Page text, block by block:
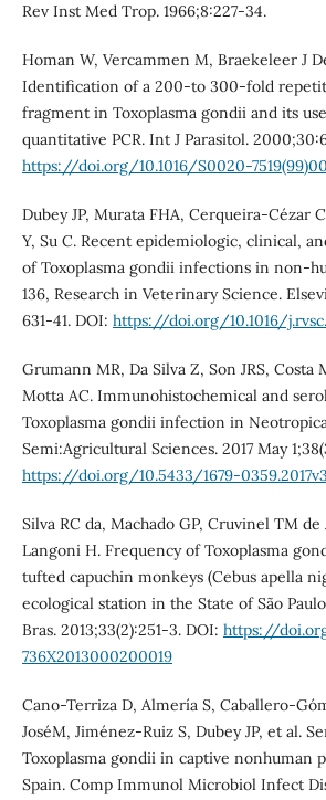
Rev Inst Med Trop. 1966;8:227-34.
Homan W, Vercammen M, Braekeleer J
Identification of a 200-to 300-fold
fragment in Toxoplasma gondii and its
quantitative PCR. Int J Parasitol.
https://doi.org/10.1016/S0020-
Dubey JP, Murata FHA, Cerqueira-Cézar
Y, Su C. Recent epidemiologic, clinical,
of Toxoplasma gondii infections in non-
136, Research in Veterinary Science.
631-41. DOI: https://doi.org/10.1016/
Grumann MR, Da Silva Z, Son JRS, Costa
Motta AC. Immunohistochemical and
Toxoplasma gondii infection in
Semi:Agricultural Sciences. 2017 May
https://doi.org/10.5433/1679-
Silva RC da, Machado GP, Cruvinel TM
Langoni H. Frequency of Toxoplasma
tufted capuchin monkeys (Cebus apella
ecological station in the State of São
Bras. 2013;33(2):251-3. DOI: https://
736X2013000200019
Cano-Terriza D, Almería S, Caballero-
JoséM, Jiménez-Ruiz S, Dubey JP, et al.
Toxoplasma gondii in captive nonhuman
Spain. Comp Immunol Microbiol Infect